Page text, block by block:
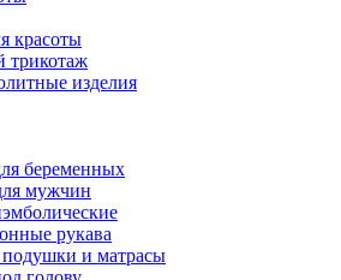
красоты
трикотаж
изделия
беременных
мужчин
рукава
и матрасы